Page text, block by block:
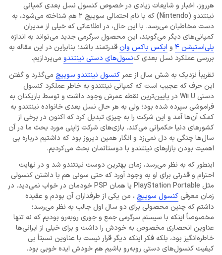
هرروز، اخبار و شایعات زیادی در خصوص کنسول نسل بعدی کمپانی
نینتندو (Nintendo) که با نام احتمالی سوییچ 2 هم شناخته می‌شود، به
دست مخاطبان می‌رسد. با این حال، در اطلاعاتی که خیلی از مدیران
کمپانی‌های دیگر می‌گویند، این محصول سرگرمی جدید می‌تواند به اندازه
پلی‌استیشن 4
و ایکس باکس وانقدرتمند باشد؛ بنابراین در این مقاله به
بررسی عملکرد نسل بعدی کنسول‌های دستی نینتندو می‌پردازیم.
تقریباً نزدیک به شش سال از عمرکنسول نینتندو سوییچ می‌گذرد و گفتن
این حرف که عجیب است که کمپانی نینتندو به خاطر عملکرد کنسول
دستی Wii U در پایین‌ترین نقطه عمرش وجود داشت و توسط بازیکنان به
فراموشی سپرده شده بود؛ ولی به هر حال نسل بعدی خانواده نینتندو به
کمک آن‌ها آمد و این شرکت را به چیزی تبدیل کرد که اکنون در برخی از
کشورهای دنیا حکمرانی می‌کند. بازی‌های شرکت ژاپنی مورد بحث ما در آن
سال‌ها چنگی به دل نمی‌زد و انگار همین دیروز بود که داشتیم درباره بی
اهمیت بودن بازارهای نینتندو با دوستانمان بحث می‌کردیم.
اینطور که به نظر می‌رسد، زمان بهترین دوست نینتندو شد و در نهایت
احترام و قدرتی برای او به وجود آورد که حتی سونی هم با داشتن کنسولی
مثل PlayStation Portable یا همان PSP خودمان در خواب نمی‌دید. در
زمان معرفیکنسول سوییچ ، من یکی از طرفداران آن بودم و عقیده
داشتم که چنین محصولی برای دو سال اول جالب به نظر می‌رسد؛
مخصوصاً اینکه با سیستم سرگرمی جمع و جوری روبه‌رو بودیم که نه تنها
عناوین انحصاری مخصوص به خودش را داشت و برای خیلی از ایرانی‌ها
خاطره‌انگیز بود، بلکه فکر اینکه دیگر قرار نیست با عناوین نسبتاً بی
کیفیت کنسول‌های دستی روبه‌رو باشیم هم خودش ایده خوبی بود.